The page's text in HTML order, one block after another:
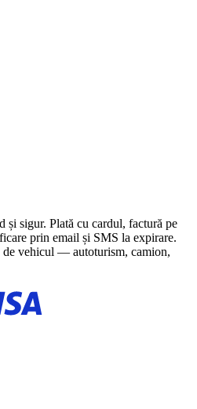
și sigur. Plată cu cardul, factură pe
prin email și SMS la expirare.
de vehicul — autoturism, camion,